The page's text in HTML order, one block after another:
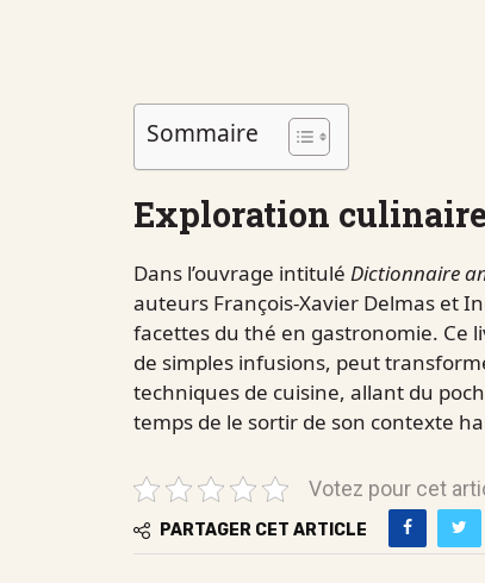
Sommaire
Exploration culinaire
Dans l’ouvrage intitulé Dictionnaire
auteurs François-Xavier Delmas et
facettes du thé en gastronomie. Ce
de simples infusions, peut
techniques de cuisine, allant du
temps de le sortir de son contexte
Votez pour cet
PARTAGER CET ARTICLE